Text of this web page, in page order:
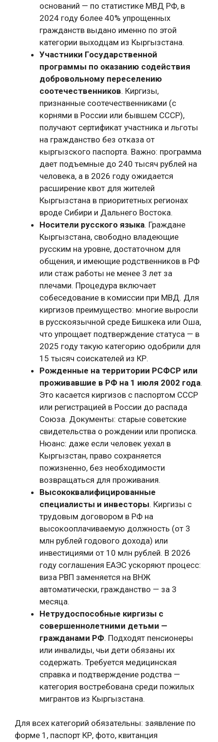
оснований — по статистике МВД РФ, в
2024 году более 40% упрощенных
гражданств выдано именно по этой
категории выходцам из Кыргызстана.
Участники Государственной
программы по оказанию содействия
добровольному переселению
соотечественников. Киргизы,
признанные соотечественниками (с
корнями в России или бывшем СССР),
получают сертификат участника и льготы
на гражданство без отказа от
кыргызского паспорта. Важно: программа
дает подъемные до 240 тысяч рублей на
человека, а в 2026 году ожидается
расширение квот для жителей
Кыргызстана в приоритетных регионах
вроде Сибири и Дальнего Востока.
Носители русского языка. Граждане
Кыргызстана, свободно владеющие
русским на уровне, достаточном для
общения, и имеющие родственников в РФ
или стаж работы не менее 3 лет за
плечами. Процедура включает
собеседование в комиссии при МВД. Для
киргизов преимущество: многие выросли
в русскоязычной среде Бишкека или Оша,
что упрощает подтверждение статуса — в
2025 году такую категорию одобрили для
15 тысяч соискателей из КР.
Рожденные на территории РСФСР или
проживавшие в РФ на 1 июля 2002 года.
Это касается киргизов с паспортом СССР
или регистрацией в России до распада
Союза. Документы: старые советские
свидетельства о рождении или прописка.
Нюанс: даже если человек уехал в
Кыргызстан, право сохраняется
пожизненно, без необходимости
возвращаться для проживания.
Высококвалифицированные
специалисты и инвесторы. Киргизы с
трудовым договором в РФ на
высокооплачиваемую должность (от 3
млн рублей годового дохода) или
инвестициями от 10 млн рублей. В 2026
году соглашения ЕАЭС ускоряют процесс:
виза РВП заменяется на ВНЖ
автоматически, гражданство — за 3
месяца.
Нетрудоспособные киргизы с
совершеннолетними детьми —
гражданами РФ. Подходят пенсионеры
или инвалиды, чьи дети обязаны их
содержать. Требуется медицинская
справка и подтверждение родства —
категория востребована среди пожилых
мигрантов из Кыргызстана.
Для всех категорий обязательны: заявление по
форме 1, паспорт КР, фото, квитанция